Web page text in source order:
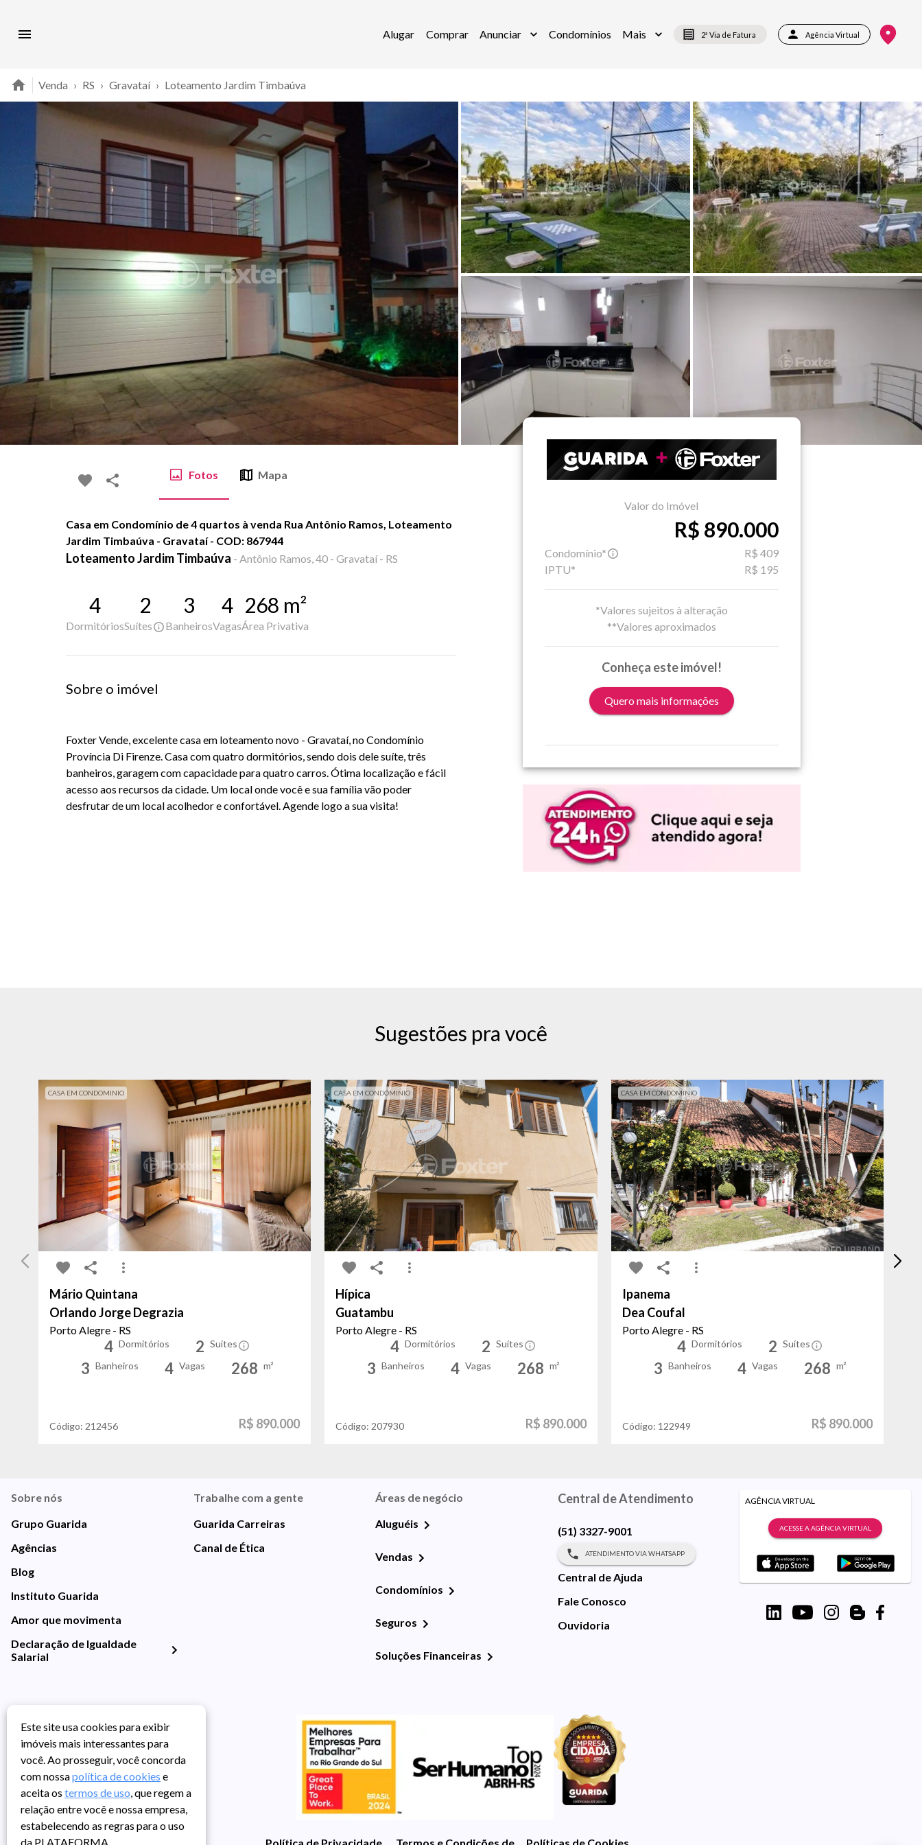
Alugar Comprar Anunciar Condomínios Mais 2ª Via de Fatura Agência Virtual
Venda › RS › Gravataí › Loteamento Jardim Timbaúva
Fotos Mapa
Casa em Condomínio de 4 quartos à venda Rua Antônio Ramos, Loteamento
Jardim Timbaúva - Gravataí - COD: 867944
Loteamento Jardim Timbaúva - Antônio Ramos, 40 - Gravataí - RS
4
Dormitórios
2
Suítes
3
Banheiros
4
Vagas
268 m²
Área Privativa
Sobre o imóvel
Foxter Vende, excelente casa em loteamento novo - Gravataí, no Condomínio
Província Di Firenze. Casa com quatro dormitórios, sendo dois dele suíte, três
banheiros, garagem com capacidade para quatro carros. Ótima localização e fácil
acesso aos recursos da cidade. Um local onde você e sua família vão poder
desfrutar de um local acolhedor e confortável. Agende logo a sua visita!
Valor do Imóvel
R$ 890.000
Condomínio*
R$ 409
IPTU*
R$ 195
*Valores sujeitos à alteração
**Valores aproximados
Conheça este imóvel!
Quero mais informações
Sugestões pra você
CASA EM CONDOMINIO
Mário Quintana
Orlando Jorge Degrazia
Porto Alegre - RS
4 Dormitórios 2 Suítes
3 Banheiros 4 Vagas 268 m²
Código: 212456 R$ 890.000
CASA EM CONDOMINIO
Hípica
Guatambu
Porto Alegre - RS
4 Dormitórios 2 Suítes
3 Banheiros 4 Vagas 268 m²
Código: 207930 R$ 890.000
CASA EM CONDOMINIO
Ipanema
Dea Coufal
Porto Alegre - RS
4 Dormitórios 2 Suítes
3 Banheiros 4 Vagas 268 m²
Código: 122949 R$ 890.000
Sobre nós
Grupo Guarida
Agências
Blog
Instituto Guarida
Amor que movimenta
Declaração de Igualdade
Salarial
Trabalhe com a gente
Guarida Carreiras
Canal de Ética
Áreas de negócio
Aluguéis
Vendas
Condomínios
Seguros
Soluções Financeiras
Central de Atendimento
(51) 3327-9001
ATENDIMENTO VIA WHATSAPP
Central de Ajuda
Fale Conosco
Ouvidoria
AGÊNCIA VIRTUAL
ACESSE A AGÊNCIA VIRTUAL
Política de Privacidade Termos e Condições de UsoPolíticas de Cookies
Este site usa cookies para exibir
imóveis mais interessantes para
você. Ao prosseguir, você concorda
com nossapolítica de cookies e
aceita os termos de uso, que regem a
relação entre você e nossa empresa,
estabelecendo as regras para o uso
da PLATAFORMA.